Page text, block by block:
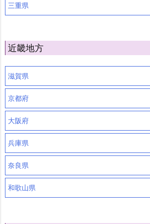
三重県
近畿地方
滋賀県
京都府
大阪府
兵庫県
奈良県
和歌山県